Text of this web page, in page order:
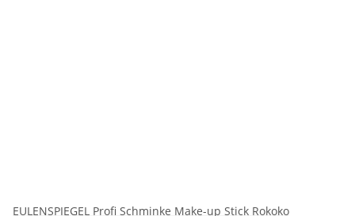
EULENSPIEGEL Profi Schminke Make-up Stick Rokoko